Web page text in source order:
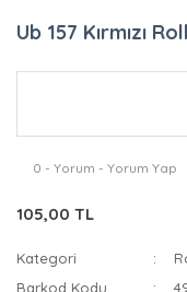
Ub 157 Kırmızı
0 - Yorum - Yorum Yap
105,00 TL
Kategori
Barkod Kodu